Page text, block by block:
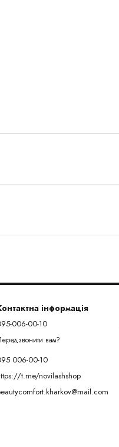
інформація
006-00-10
вам?
006-00-10
t.me/novilashshop